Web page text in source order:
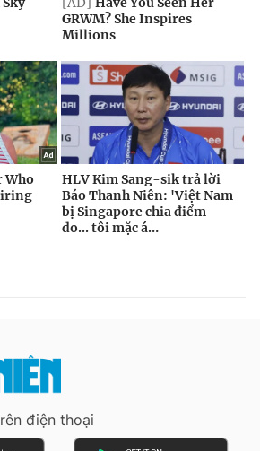
điện thoại